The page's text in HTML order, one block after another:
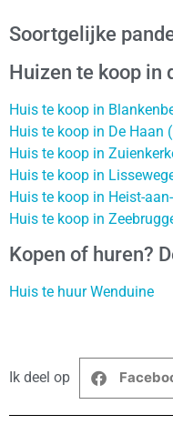
Soortgelijke
Huizen te koop in
Huis te koop in
Huis te koop in De Haan
Huis te koop in
Huis te koop in
Huis te koop in Heist-
Huis te koop in
Kopen of huren?
Huis te huur Wenduine
Ik deel op